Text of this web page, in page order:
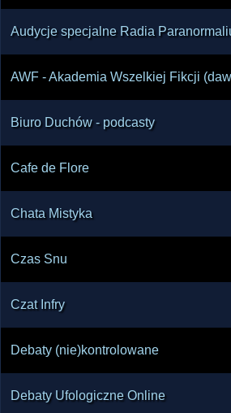
Audycje specjalne Radia
AWF - Akademia Wszelkiej Fikcji
Biuro Duchów - podcasty
Cafe de Flore
Chata Mistyka
Czas Snu
Czat Infry
Debaty (nie)kontrolowane
Debaty Ufologiczne Online